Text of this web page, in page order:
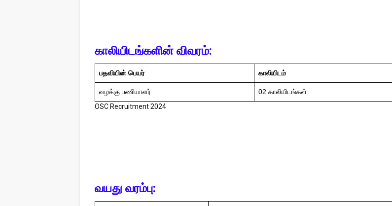
காலியிடங்களின் விவரம்:
பதவியின் பெயர் காலியிடம்
வழக்கு பணியாளர்
02 காலியிடங்கள்
OSC Recruitment 2024
வயது வரம்பு: